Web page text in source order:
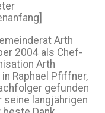
Arth
2004 als Chef-
Arth
Raphael Pfiffner,
gefunden
langjährigen